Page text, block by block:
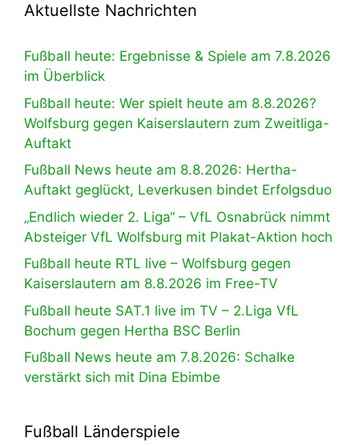
Aktuellste Nachrichten
Fußball heute: Ergebnisse & Spiele am 7.8.2026
im Überblick
Fußball heute: Wer spielt heute am 8.8.2026?
Wolfsburg gegen Kaiserslautern zum Zweitliga-
Auftakt
Fußball News heute am 8.8.2026: Hertha-
Auftakt geglückt, Leverkusen bindet Erfolgsduo
„Endlich wieder 2. Liga“ – VfL Osnabrück nimmt
Absteiger VfL Wolfsburg mit Plakat-Aktion hoch
Fußball heute RTL live – Wolfsburg gegen
Kaiserslautern am 8.8.2026 im Free-TV
Fußball heute SAT.1 live im TV – 2.Liga VfL
Bochum gegen Hertha BSC Berlin
Fußball News heute am 7.8.2026: Schalke
verstärkt sich mit Dina Ebimbe
Fußball Länderspiele